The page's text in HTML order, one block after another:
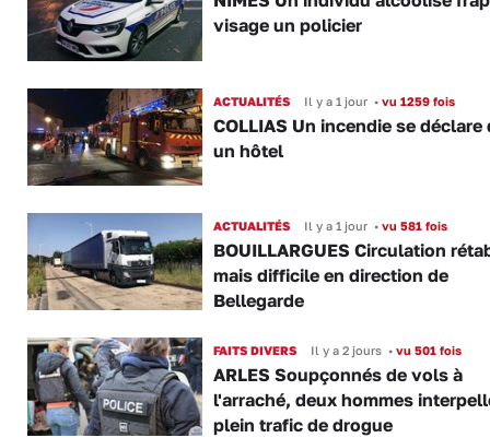
visage un policier
ACTUALITÉS Il y a 1 jour •vu 1259 fois
COLLIAS Un incendie se déclare
un hôtel
ACTUALITÉS Il y a 1 jour •vu 581 fois
BOUILLARGUES Circulation
mais difficile en direction de
Bellegarde
FAITS DIVERS Il y a 2 jours •vu 501 fois
ARLES Soupçonnés de vols à
l'arraché, deux hommes
plein trafic de drogue